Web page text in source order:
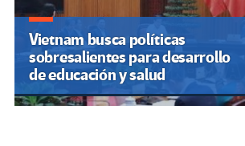
Vietnam busca políticas
sobresalientes para desarrollo
de educación y salud